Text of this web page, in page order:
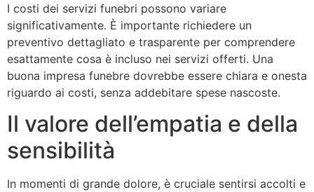
I costi dei servizi funebri possono variare
significativamente. È importante richiedere un
preventivo dettagliato e trasparente per comprendere
esattamente cosa è incluso nei servizi offerti. Una
buona impresa funebre dovrebbe essere chiara e onesta
riguardo ai costi, senza addebitare spese nascoste.
Il valore dell’empatia e della
sensibilità
In momenti di grande dolore, è cruciale sentirsi accolti e